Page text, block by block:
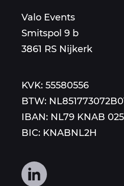
mail
aan
Valo Events
Smitspol 9 b
3861 RS Nijkerk
KVK: 55580556
BTW:
IBAN: NL79 KNAB
BIC: KNABNL2H
Volg
ons